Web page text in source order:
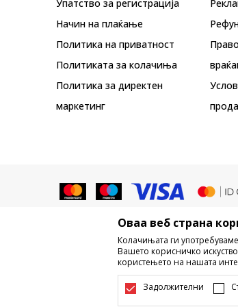
Упатство за регистрација
Начин на плаќање
Политика на приватност
Политиката за колачиња
Политика за директен
маркетинг
Не е дозволено
трговски марки,
Настојуваме
информации се
Оваа веб страна
Колачињата ги
Вашето корисничко
користењето на нашата
Задолжителни